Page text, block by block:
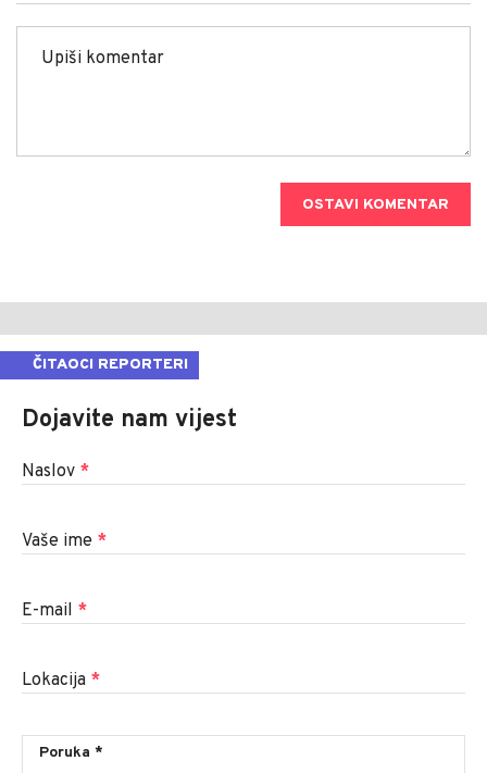
OSTAVI KOMENTAR
ČITAOCI REPORTERI
Dojavite nam vijest
Naslov *
Vaše ime *
E-mail *
Lokacija *